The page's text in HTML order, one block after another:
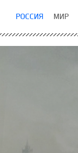
РОССИЯ МИР